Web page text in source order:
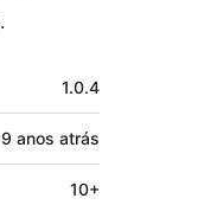
1.0.4
9 anos atrás
10+